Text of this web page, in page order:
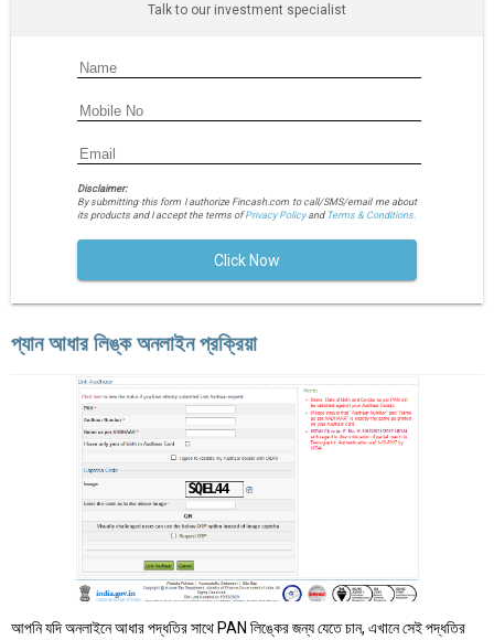
Talk to our investment specialist
Disclaimer:
By submitting this form I authorize Fincash.com to call/SMS/email me about
its products and I accept the terms ofPrivacy Policyand Terms & Conditions.
Click Now
প্যান আধার লিঙ্ক অনলাইন প্রক্রিয়া
আপনি যদি অনলাইনে আধার পদ্ধতির সাথে PAN লিঙ্কের জন্য যেতে চান, এখানে সেই পদ্ধতির